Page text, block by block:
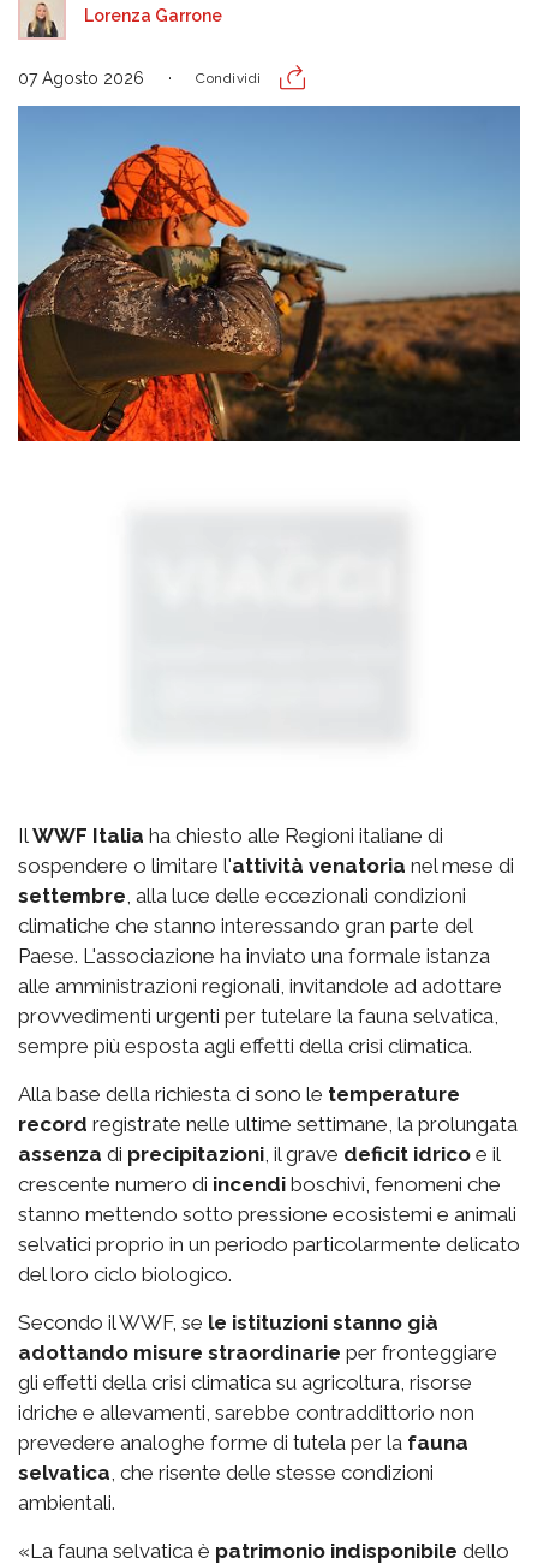
Lorenza Garrone
07 Agosto 2026 Condividi
Il WWF Italia ha chiesto alle Regioni italiane di
sospendere o limitare l'attività venatoria nel mese di
settembre , alla luce delle eccezionali condizioni
climatiche che stanno interessando gran parte del
Paese. L'associazione ha inviato una formale istanza
alle amministrazioni regionali, invitandole ad adottare
provvedimenti urgenti per tutelare la fauna selvatica,
sempre più esposta agli effetti della crisi climatica.
Alla base della richiesta ci sono le temperature
record registrate nelle ultime settimane, la prolungata
assenza di precipitazioni , il grave deficit idrico e il
crescente numero di incendi boschivi, fenomeni che
stanno mettendo sotto pressione ecosistemi e animali
selvatici proprio in un periodo particolarmente delicato
del loro ciclo biologico.
Secondo il WWF, se le istituzioni stanno già
adottando misure straordinarie per fronteggiare
gli effetti della crisi climatica su agricoltura, risorse
idriche e allevamenti, sarebbe contraddittorio non
prevedere analoghe forme di tutela per la fauna
selvatica , che risente delle stesse condizioni
ambientali.
«La fauna selvatica è patrimonio indisponibile dello